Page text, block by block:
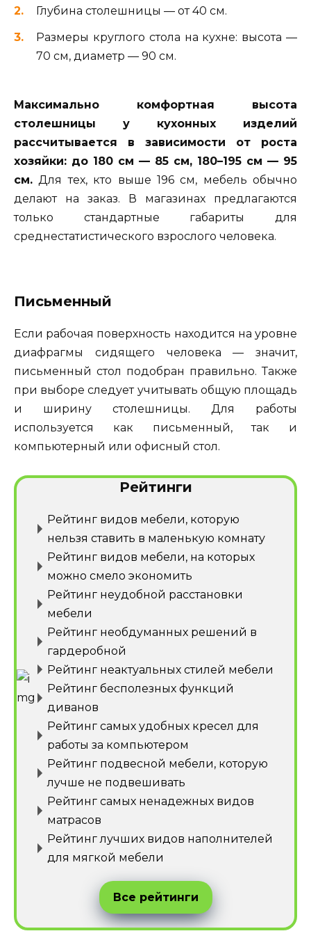
Глубина столешницы — от 40 см.
Размеры круглого стола на кухне: высота —
70 см, диаметр — 90 см.
Максимально комфортная высота
столешницы у кухонных изделий
рассчитывается в зависимости от роста
хозяйки: до 180 см — 85 см, 180–195 см — 95
см. Для тех, кто выше 196 см, мебель обычно
делают на заказ. В магазинах предлагаются
только стандартные габариты для
среднестатистического взрослого человека.
Письменный
Если рабочая поверхность находится на уровне
диафрагмы сидящего человека — значит,
письменный стол подобран правильно. Также
при выборе следует учитывать общую площадь
и ширину столешницы. Для работы
используется как письменный, так и
компьютерный или офисный стол.
Рейтинги
Рейтинг видов мебели, которую
нельзя ставить в маленькую комнату
Рейтинг видов мебели, на которых
можно смело экономить
Рейтинг неудобной расстановки
мебели
Рейтинг необдуманных решений в
гардеробной
Рейтинг неактуальных стилей мебели
Рейтинг бесполезных функций
диванов
Рейтинг самых удобных кресел для
работы за компьютером
Рейтинг подвесной мебели, которую
лучше не подвешивать
Рейтинг самых ненадежных видов
матрасов
Рейтинг лучших видов наполнителей
для мягкой мебели
Все рейтинги